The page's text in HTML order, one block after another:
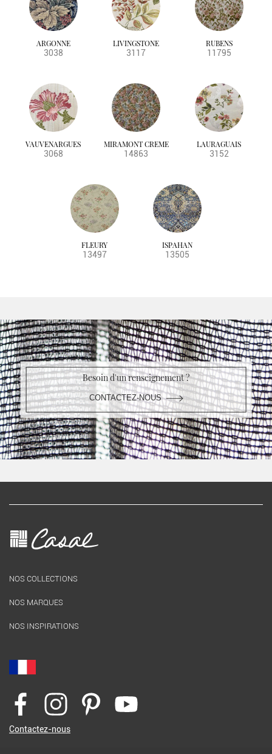
ARGONNE
3038
LIVINGSTONE
3117
RUBENS
11795
VAUVENARGUES
3068
MIRAMONT CREME
14863
LAURAGUAIS
3152
FLEURY
13497
ISPAHAN
13505
Besoin d'un renseignement ?
CONTACTEZ-NOUS
NOS COLLECTIONS
NOS MARQUES
NOS INSPIRATIONS
Contactez-nous